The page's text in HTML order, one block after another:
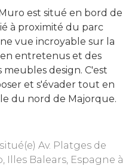
est situé en bord de
à proximité du parc
vue incroyable sur la
entretenus et des
meubles design. C'est
et s'évader tout en
du nord de Majorque.
Av. Platges de
Illes Balears, Espagne à